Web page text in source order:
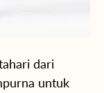
dari
untuk